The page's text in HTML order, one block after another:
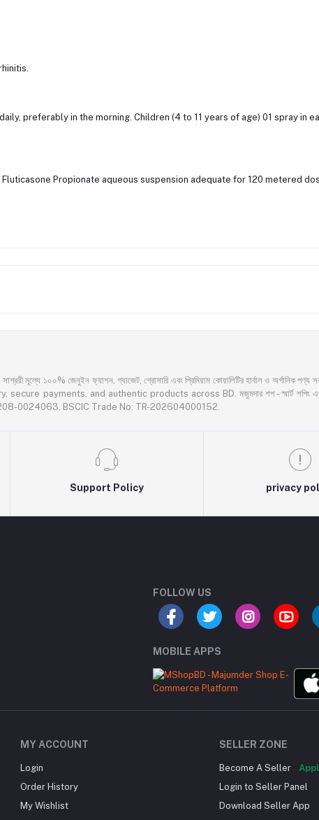
preferably in the morning. Children (4 to 11 years of age) 01 spray in
Propionate aqueous suspension adequate for 120 metered
জেনুইন ফ্যাশন, গ্যাজেট, গ্রোসারি এবং প্রিমিয়াম কোয়ালিটির হার্বাল ও অর্গানিক পণ্য
and authentic products across BD. মজুমদার শপ - স্মার্ট শপিং এখন
0024063, BSCIC Trade No: TR-202604000152.
Support Policy privacy
FOLLOW US
MOBILE APPS
MY ACCOUNT
Login
Order History
My Wishlist
SELLER ZONE
Become A Seller
Login to Seller Panel
Download Seller App